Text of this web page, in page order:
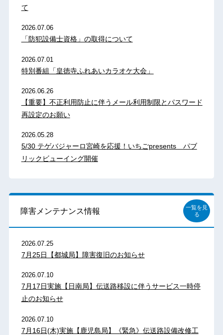
て
2026.07.06
「防犯設備士資格」の取得について
2026.07.01
特別番組「皇徳寺ふれあいカラオケ大会」
2026.06.26
【重要】不正利用防止に伴うメール利用制限とパスワード
再設定のお願い
2026.05.28
5/30 テゲバジャーロ宮崎を応援！いちごpresents パブ
リックビューイング開催
障害メンテナンス情報
一覧を見
る
2026.07.25
7月25日【都城局】障害復旧のお知らせ
2026.07.10
7月17日実施【日南局】伝送路移設に伴うサービス一時停
止のお知らせ
2026.07.10
7月16日(木)実施【鹿児島局】《緊急》伝送路設備改修工